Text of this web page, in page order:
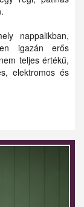
nappalikban,
igazán erős
teljes értékű,
elektromos és